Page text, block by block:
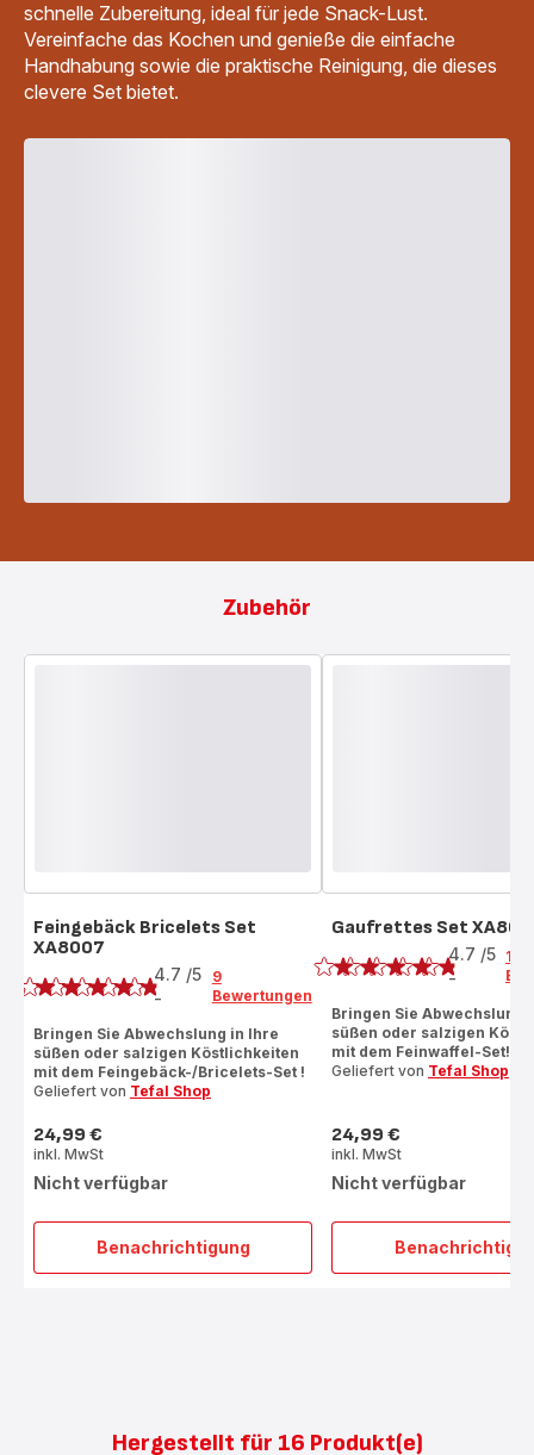
schnelle Zubereitung, ideal für jede Snack-Lust.
Vereinfache das Kochen und genieße die einfache
Handhabung sowie die praktische Reinigung, die dieses
clevere Set bietet.
Zubehör
Benachrichtigung
Feingebäck
Feingebäck Bricelets Set
XA8007
Bewertung
4.7 /5
-
9
Bewertungen
Bringen Sie Abwechslung in Ihre
süßen oder salzigen Köstlichkeiten
mit dem Feingebäck-/Bricelets-Set !
Geliefert von Tefal Shop
Preis
24,99 €
inkl. MwSt
Nicht verfügbar
Gaufrettes Set
Bewertung
4.7 /5
-
10
Bringen Sie Abwechslung
süßen oder salzigen
mit dem Feinwaffel-Set!
Geliefert von Tefal Shop
Preis
24,99 €
inkl. MwSt
Nicht verfügbar
Hergestellt für 16 Produkt(e)